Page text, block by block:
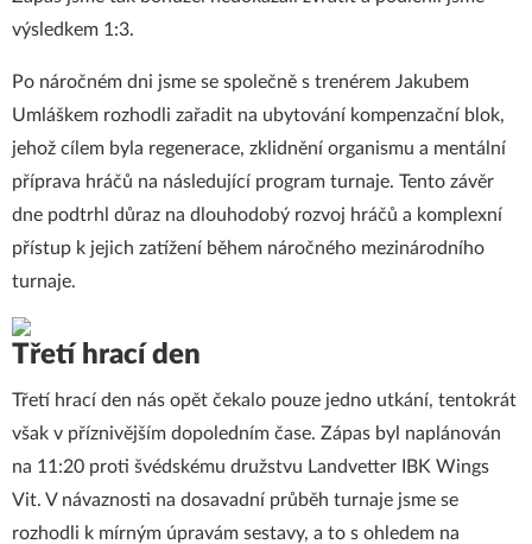
výsledkem 1:3.
Po náročném dni jsme se společně s trenérem Jakubem
Umláškem rozhodli zařadit na ubytování kompenzační blok,
jehož cílem byla regenerace, zklidnění organismu a mentální
příprava hráčů na následující program turnaje. Tento závěr
dne podtrhl důraz na dlouhodobý rozvoj hráčů a komplexní
přístup k jejich zatížení během náročného mezinárodního
turnaje.
Třetí hrací den
Třetí hrací den nás opět čekalo pouze jedno utkání, tentokrát
však v příznivějším dopoledním čase. Zápas byl naplánován
na 11:20 proti švédskému družstvu Landvetter IBK Wings
Vit. V návaznosti na dosavadní průběh turnaje jsme se
rozhodli k mírným úpravám sestavy, a to s ohledem na